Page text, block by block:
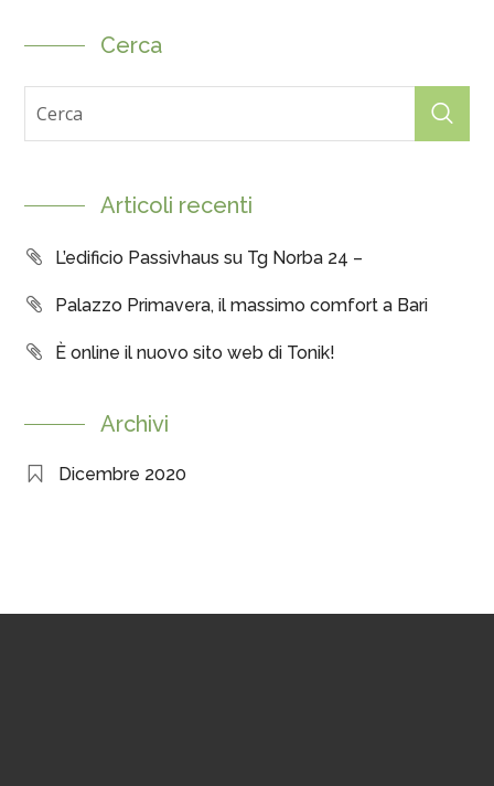
Cerca
Articoli recenti
L’edificio Passivhaus su Tg Norba 24 –
Palazzo Primavera, il massimo comfort a Bari
È online il nuovo sito web di Tonik!
Archivi
Dicembre 2020